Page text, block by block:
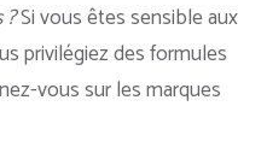
Si vous êtes sensible aux
privilégiez des formules
vous sur les marques